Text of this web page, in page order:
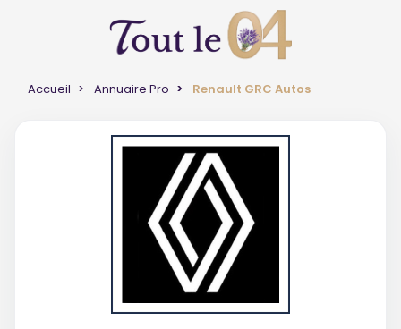
Accueil Annuaire Pro Renault GRC Autos